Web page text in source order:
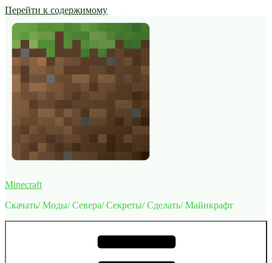
Перейти к содержимому
Minecraft
Скачать/ Моды/ Севера/ Секреты/ Сделать/ Майнкрафт